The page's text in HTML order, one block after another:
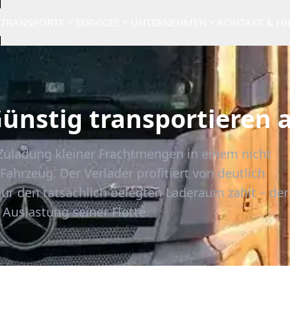
transportieren
kleiner Frachtmengen in einem nicht
Der Verlader profitiert von deutlich
den tatsächlich belegten Laderaum zahlt – der
seiner Flotte.